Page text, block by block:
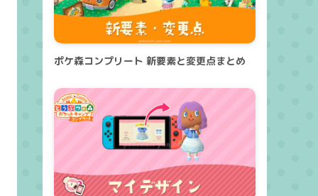
ポケ森コンプリート 新要素と変更点まとめ